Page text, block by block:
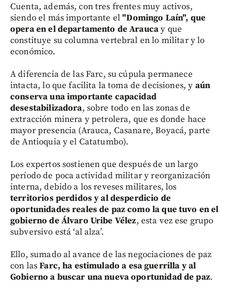
Cuenta, además, con tres frentes muy activos,
siendo el más importante el"Domingo Laín", que
opera en el departamento de Araucay que
constituye su columna vertebral en lo militar y lo
económico.
A diferencia de las Farc, su cúpula permanece
intacta, lo que facilita la toma de decisiones, y aún
conserva una importante capacidad
desestabilizadora, sobre todo en las zonas de
extracción minera y petrolera, que es donde hace
mayor presencia (Arauca, Casanare, Boyacá, parte
de Antioquia y el Catatumbo).
Los expertos sostienen que después de un largo
período de poca actividad militar y reorganización
interna, debido a los reveses militares, los
territorios perdidos y al desperdicio de
oportunidades reales de paz como la que tuvo en el
gobierno de Álvaro Uribe Vélez, esta vez ese grupo
subversivo está ‘al alza’.
Ello, sumado al avance de las negociaciones de paz
con lasFarc, ha estimulado a esa guerrilla y al
Gobierno a buscar una nueva oportunidad de paz.